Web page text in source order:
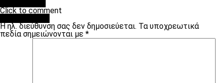
Click to comment
Η ηλ. διεύθυνση σας δεν δημοσιεύεται. Τα υποχρεωτικά
πεδία σημειώνονται με *